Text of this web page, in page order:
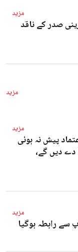
مزید
صدر کے ناقد
مزید
مزید
پیش نہ ہوئی
دے دیں گے،
مزید
سے رابطہ ہوگیا